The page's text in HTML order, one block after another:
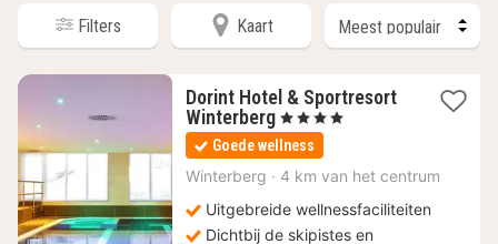
Filters Kaart
Dorint Hotel & Sportresort
Winterberg 1
nacht
vanaf
99
, 4 Sterren
Goede wellness
Winterberg · 4 km van het centrum
Uitgebreide wellnessfaciliteiten
Dichtbij de skipistes en